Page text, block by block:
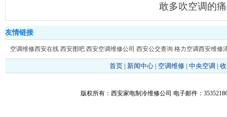
敢多吹空调的
友情链接
空调维修西安在线 西安图吧 西安空调维修公司 西安公交查询 格力空调西安维修
首页| 新闻中心| 空调维修| 中央空调 |
版权所有：西安家电制冷维修公司 电子邮件：